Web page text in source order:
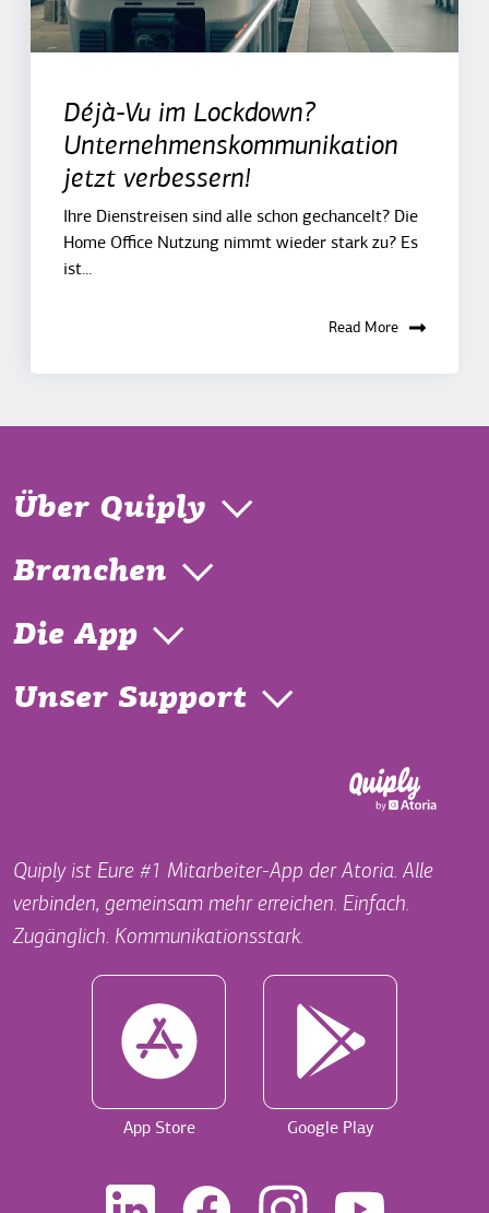
Déjà-Vu im Lockdown?
Unternehmenskommunikation
jetzt verbessern!
Ihre Dienstreisen sind alle schon gechancelt? Die
Home Office Nutzung nimmt wieder stark zu? Es
ist...
Read More
Über Quiply
Branchen
Die App
Unser Support
Quiply ist Eure #1 Mitarbeiter-App der Atoria. Alle
verbinden, gemeinsam mehr erreichen. Einfach.
Zugänglich. Kommunikationsstark.
App Store Google Play